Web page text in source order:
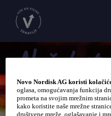
nije
Novo Nordisk AG koristi
oglasa, omogućavanja funkcija
prometa na svojim mrežnim
kako koristite naše mrežne
društvene mreže, oglašavanje i